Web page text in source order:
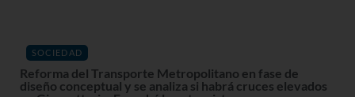
SOCIEDAD
Reforma del Transporte Metropolitano en fase de
diseño conceptual y se analiza si habrá cruces elevados